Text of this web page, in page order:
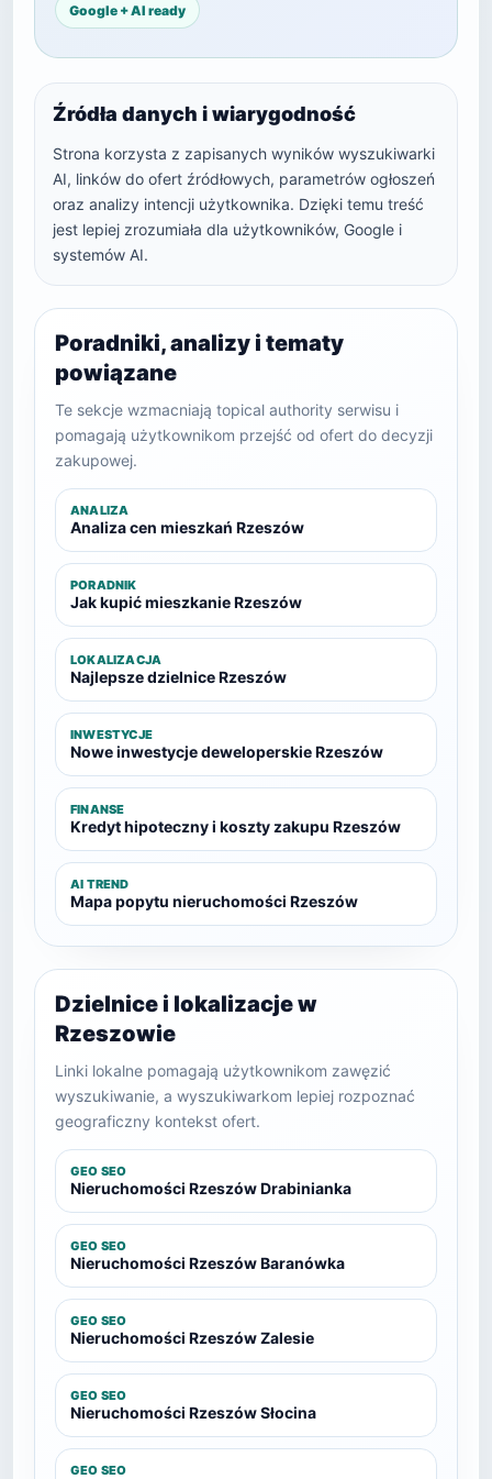
Google + AI ready
Źródła danych i wiarygodność
Strona korzysta z zapisanych wyników wyszukiwarki
AI, linków do ofert źródłowych, parametrów ogłoszeń
oraz analizy intencji użytkownika. Dzięki temu treść
jest lepiej zrozumiała dla użytkowników, Google i
systemów AI.
Poradniki, analizy i tematy
powiązane
Te sekcje wzmacniają topical authority serwisu i
pomagają użytkownikom przejść od ofert do decyzji
zakupowej.
ANALIZA
Analiza cen mieszkań Rzeszów
PORADNIK
Jak kupić mieszkanie Rzeszów
LOKALIZACJA
Najlepsze dzielnice Rzeszów
INWESTYCJE
Nowe inwestycje deweloperskie Rzeszów
FINANSE
Kredyt hipoteczny i koszty zakupu Rzeszów
AI TREND
Mapa popytu nieruchomości Rzeszów
Dzielnice i lokalizacje w
Rzeszowie
Linki lokalne pomagają użytkownikom zawęzić
wyszukiwanie, a wyszukiwarkom lepiej rozpoznać
geograficzny kontekst ofert.
GEO SEO
Nieruchomości Rzeszów Drabinianka
GEO SEO
Nieruchomości Rzeszów Baranówka
GEO SEO
Nieruchomości Rzeszów Zalesie
GEO SEO
Nieruchomości Rzeszów Słocina
GEO SEO